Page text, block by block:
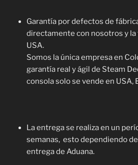
Garantía por defectos de
directamente con nosotros y la
USA.
Somos la única empresa en
garantía real y ágil de Steam
consola solo se vende en USA,
La entrega se realiza en un
semanas, esto dependiendo
entrega de Aduana.